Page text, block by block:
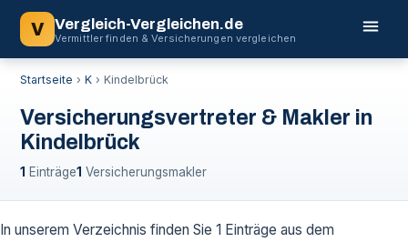
V Vergleich-Vergleichen.de
Vermittler finden & Versicherungen vergleichen
Startseite › K › Kindelbrück
Versicherungsvertreter & Makler in
Kindelbrück
1 Einträge1 Versicherungsmakler
In unserem Verzeichnis finden Sie 1 Einträge aus dem